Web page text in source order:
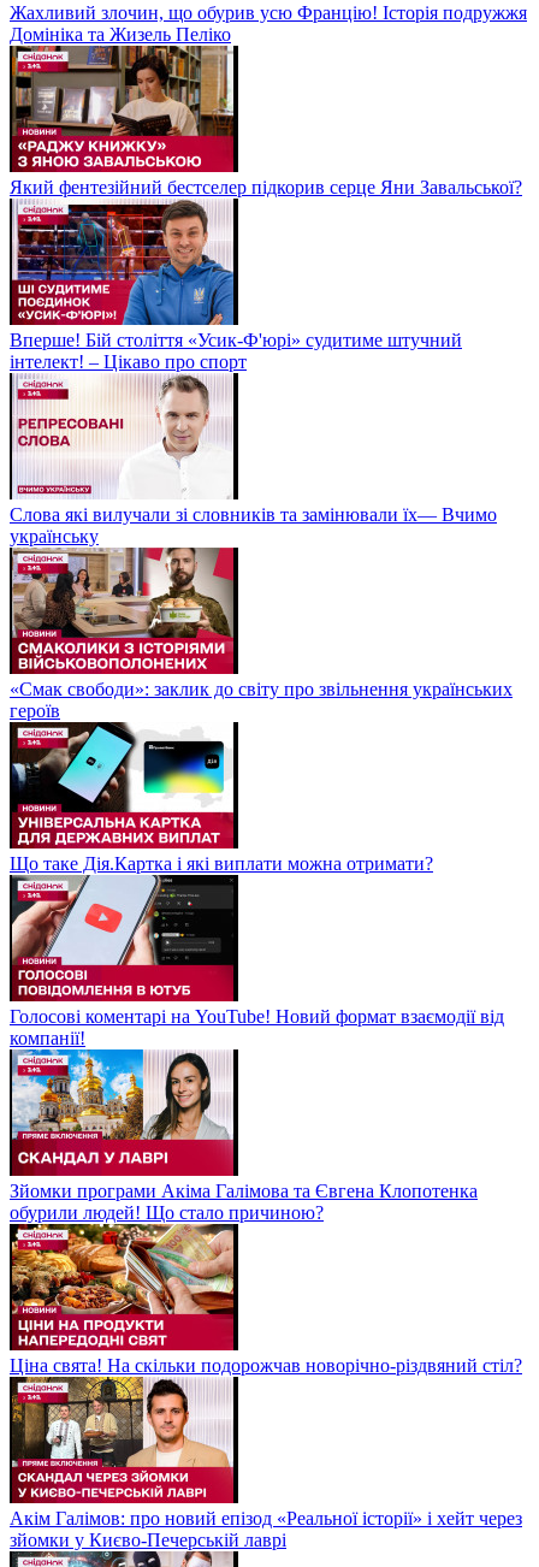
Жахливий злочин, що обурив усю Францію! Історія подружжя
Домініка та Жизель Пеліко
Який фентезійний бестселер підкорив серце Яни Завальської?
Вперше! Бій століття «Усик-Ф'юрі» судитиме штучний
інтелект! – Цікаво про спорт
Слова які вилучали зі словників та замінювали їх— Вчимо
українську
«Смак свободи»: заклик до світу про звільнення українських
героїв
Що таке Дія.Картка і які виплати можна отримати?
Голосові коментарі на YouTube! Новий формат взаємодії від
компанії!
Зйомки програми Акіма Галімова та Євгена Клопотенка
обурили людей! Що стало причиною?
Ціна свята! На скільки подорожчав новорічно-різдвяний стіл?
Акім Галімов: про новий епізод «Реальної історії» і хейт через
зйомки у Києво-Печерській лаврі